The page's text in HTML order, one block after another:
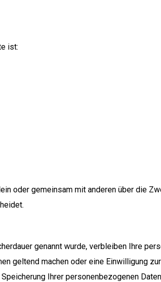
ist:
oder gemeinsam mit anderen über die
genannt wurde, verbleiben Ihre
geltend machen oder eine Einwilligung
Ihrer personenbezogenen